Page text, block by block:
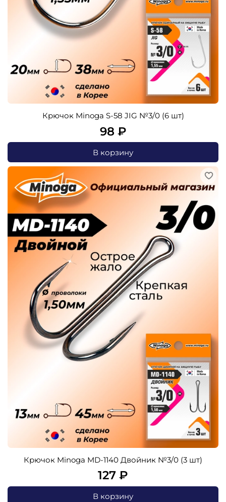
Крючок Minoga S-58 JIG №3/0 (6 шт)
98 ₽
В корзину
Крючок Minoga MD-1140 Двойник №3/0 (3 шт)
127 ₽
В корзину